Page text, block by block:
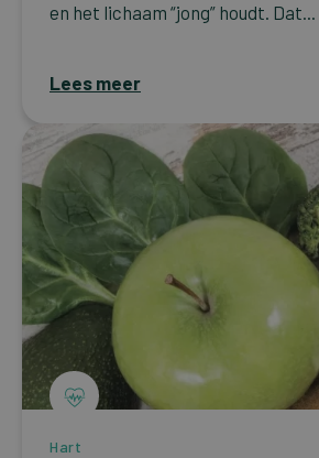
en het lichaam “jong” houdt. Dat...
Lees meer
Hart